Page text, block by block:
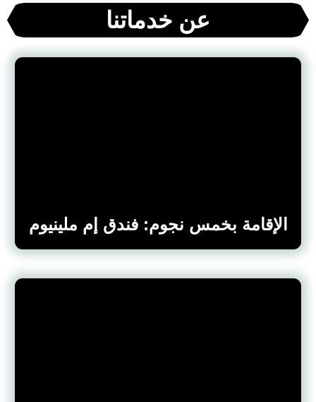
عن خدماتنا
الإقامة بخمس نجوم: فندق إم ملينيوم